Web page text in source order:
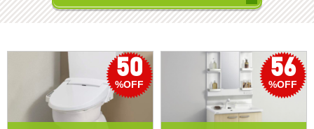
50
%OFF
56
%OFF